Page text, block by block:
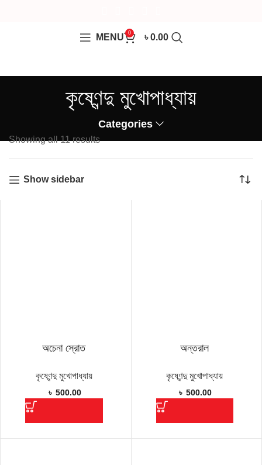
MENU 0 ৳0.00
কৃষ্ণেন্দু মুখোপাধ্যায়
Categories
Showing all 11 results
Show sidebar
অচেনা স্রোত
কৃষ্ণেন্দু মুখোপাধ্যায়
৳ 500.00
অন্তরাল
কৃষ্ণেন্দু মুখোপাধ্যায়
৳ 500.00